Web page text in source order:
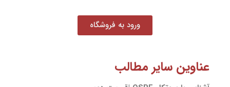
ورود به فروشگاه
عناوین سایر مطالب